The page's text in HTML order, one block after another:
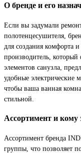
О бренде и его
Если вы задумали
полотенцесушителя,
для создания комфорта
производитель,
элементов санузла,
удобные
чтобы ваша ванная
стильной.
Ассортимент и кому
Ассортимент бренда
группы, что позволяет